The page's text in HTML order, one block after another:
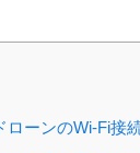
ローンのWi-Fi接